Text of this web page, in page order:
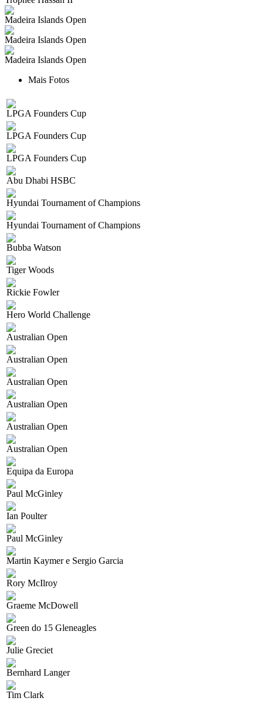
Madeira Islands Open
Madeira Islands Open
Madeira Islands Open
Mais Fotos
LPGA Founders Cup
LPGA Founders Cup
LPGA Founders Cup
Abu Dhabi HSBC
Hyundai Tournament of Champions
Hyundai Tournament of Champions
Bubba Watson
Tiger Woods
Rickie Fowler
Hero World Challenge
Australian Open
Australian Open
Australian Open
Australian Open
Australian Open
Australian Open
Equipa da Europa
Paul McGinley
Ian Poulter
Paul McGinley
Martin Kaymer e Sergio Garcia
Rory McIlroy
Graeme McDowell
Green do 15 Gleneagles
Julie Greciet
Bernhard Langer
Tim Clark